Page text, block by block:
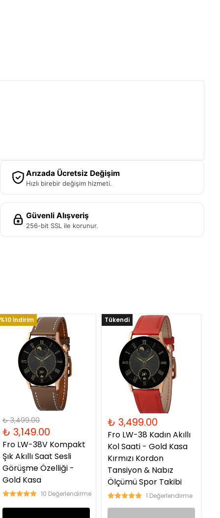
Arızada Ücretsiz Değişim
Hızlı birebir değişim hizmeti.
Güvenli Alışveriş
256-bit SSL ile korunur.
%10 İndirim
₺ 3,499.00
₺ 3,149.00
Fro LW-38V Kompakt
Şık Akıllı Saat Sesli
Görüşme Özelliği -
Gold Kasa
10 Değerlendirme
Tükendi
₺ 3,499.00
Fro LW-38 Kadın Akıllı
Kol Saati - Gold Kasa
Kırmızı Kordon
Tansiyon & Nabız
Ölçümü Spor Takibi
1 Değerlendirme